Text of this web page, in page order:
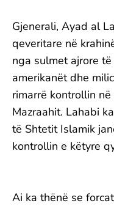
Gjenerali, Ayad al
qeveritare në
nga sulmet ajrore
amerikanët dhe
rimarrë kontrollin
Mazraahit. Lahabi
të Shtetit Islamik
kontrollin e këtyre
Ai ka thënë se